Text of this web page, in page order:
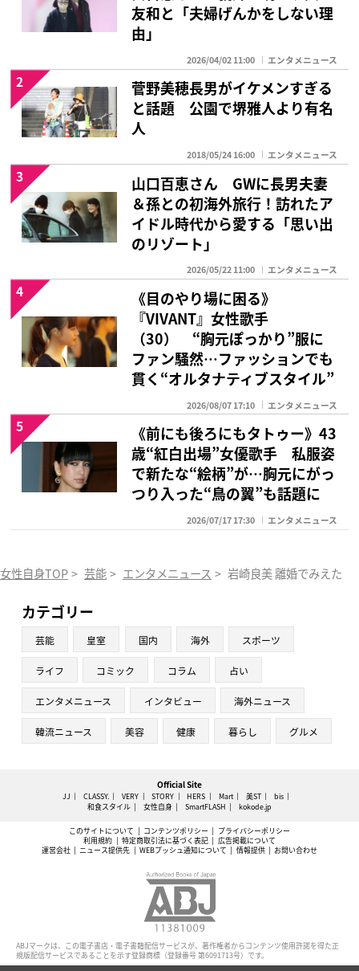
友和と「夫婦げんかをしない理
由」
2026/04/02 11:00 エンタメニュース
菅野美穂長男がイケメンすぎる
と話題 公園で堺雅人より有名
人
2018/05/24 16:00 エンタメニュース
2
山口百恵さん GWに長男夫妻
＆孫との初海外旅行！訪れたア
イドル時代から愛する「思い出
のリゾート」
2026/05/22 11:00 エンタメニュース
3
《目のやり場に困る》
『VIVANT』女性歌手
（30） “胸元ぽっかり”服に
ファン騒然…ファッションでも
貫く“オルタナティブスタイル”
2026/08/07 17:10 エンタメニュース
4
《前にも後ろにもタトゥー》43
歳“紅白出場”女優歌手 私服姿
で新たな“絵柄”が…胸元にがっ
つり入った“鳥の翼”も話題に
2026/07/17 17:30 エンタメニュース
5
女性自身TOP > 芸能 > エンタメニュース > 岩崎良美 離婚でみえた
カテゴリー
芸能 皇室 国内 海外 スポーツ
ライフ コミック コラム 占い
エンタメニュース インタビュー 海外ニュース
韓流ニュース 美容 健康 暮らし グルメ
Official Site
JJ CLASSY. VERY STORY HERS Mart 美ST
bis
和食スタイル
女性自身 SmartFLASH kokode.jp
このサイトについて コンテンツポリシー
プライバシーポリシー
利用規約
特定商取引法に基づく表記
広告掲載について
運営会社
ニュース提供先 WEBプッシュ通知について 情報提供 お問い合わせ
ABJマークは、この電子書店・電子書籍配信サービスが、著作権者からコンテンツ使用許諾を得た正
規版配信サービスであることを示す登録商標（登録番号 第6091713号）です。